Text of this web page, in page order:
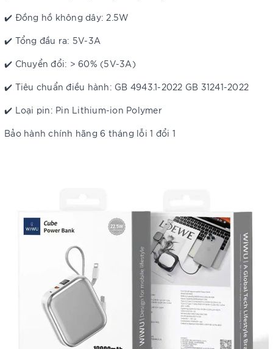
✔️ Đồng hồ không dây: 2.5W
✔️ Tổng đầu ra: 5V-3A
✔️ Chuyển đổi: > 60% (5V-3A)
✔️ Tiêu chuẩn điều hành: GB 4943.1-2022 GB 31241-2022
✔️ Loại pin: Pin Lithium-ion Polymer
Bảo hành chính hãng 6 tháng lỗi 1 đổi 1